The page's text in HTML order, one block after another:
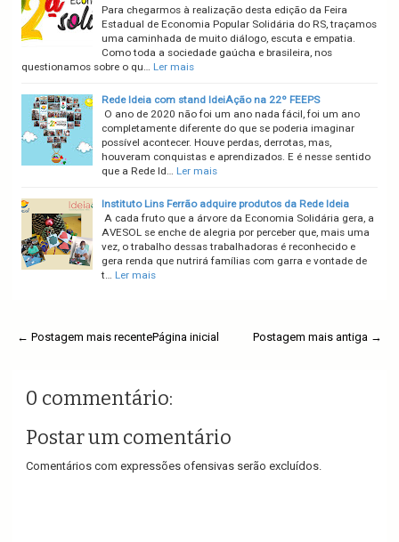
Para chegarmos à realização desta edição da Feira
Estadual de Economia Popular Solidária do RS, traçamos
uma caminhada de muito diálogo, escuta e empatia.
Como toda a sociedade gaúcha e brasileira, nos
questionamos sobre o qu… Ler mais
Rede Ideia com stand IdeiAção na 22º FEEPS
O ano de 2020 não foi um ano nada fácil, foi um ano
completamente diferente do que se poderia imaginar
possível acontecer. Houve perdas, derrotas, mas,
houveram conquistas e aprendizados. E é nesse sentido
que a Rede Id… Ler mais
Instituto Lins Ferrão adquire produtos da Rede Ideia
A cada fruto que a árvore da Economia Solidária gera, a
AVESOL se enche de alegria por perceber que, mais uma
vez, o trabalho dessas trabalhadoras é reconhecido e
gera renda que nutrirá famílias com garra e vontade de
t… Ler mais
← Postagem mais recente Postagem mais antiga →
Página inicial
0 commentário:
Postar um comentário
Comentários com expressões ofensivas serão excluídos.